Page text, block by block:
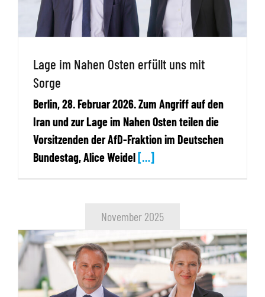
Lage im Nahen Osten erfüllt uns mit
Sorge
Berlin, 28. Februar 2026. Zum Angriff auf den
Iran und zur Lage im Nahen Osten teilen die
Vorsitzenden der AfD-Fraktion im Deutschen
Bundestag, Alice Weidel […]
November 2025